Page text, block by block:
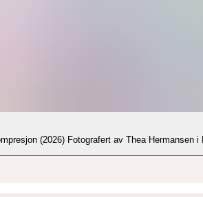
Vortex Form: Kompresjon (2026)